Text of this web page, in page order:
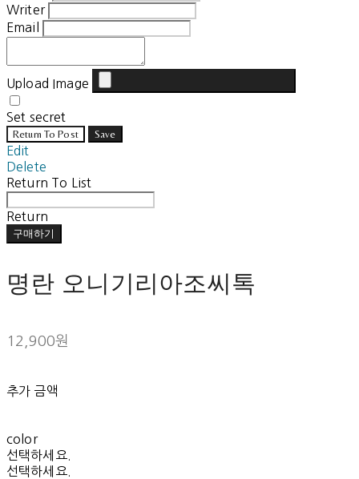
Writer
Email
Upload Image
Set secret
Return To Post Save
Edit
Delete
Return To List
Return
구매하기
명란 오니기리아조씨톡
12,900원
추가 금액
color
선택하세요.
선택하세요.